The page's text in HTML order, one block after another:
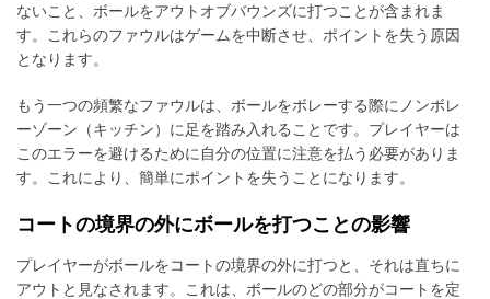
ないこと、ボールをアウトオブバウンズに打つことが含まれま
す。これらのファウルはゲームを中断させ、ポイントを失う原因
となります。
もう一つの頻繁なファウルは、ボールをボレーする際にノンボレ
ーゾーン（キッチン）に足を踏み入れることです。プレイヤーは
このエラーを避けるために自分の位置に注意を払う必要がありま
す。これにより、簡単にポイントを失うことになります。
コートの境界の外にボールを打つことの影響
プレイヤーがボールをコートの境界の外に打つと、それは直ちに
アウトと見なされます。これは、ボールのどの部分がコートを定